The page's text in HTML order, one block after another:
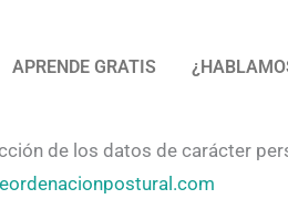
APRENDE GRATIS
de los datos de carácter